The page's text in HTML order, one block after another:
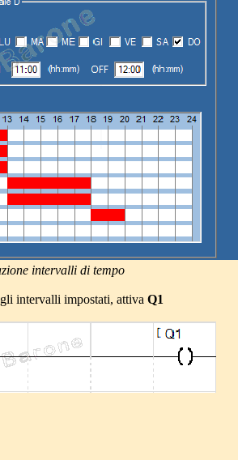
intervalli di tempo
intervalli impostati, attiva Q1